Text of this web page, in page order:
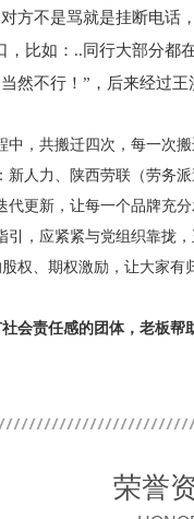
方不是骂就是挂断电话，
，比如：..同行大部分
然不行！”，后来经过王
，共搬迁四次，每一次
人力、陕西劳联（劳务
更新，让每一个品牌充分
，应紧紧与党组织靠拢
权、期权激励，让大家
会责任感的团体，老板
荣誉